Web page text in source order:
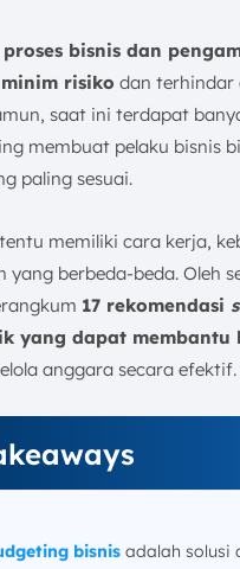
Fitur Analisis dan
Integrasi
dan Aksesibiltas
Skalabilitas dan
proses bisnis dan
risiko dan terhindar
saat ini terdapat
membuat pelaku bisnis
paling sesuai.
memiliki cara kerja,
yang berbeda-beda. Oleh
17 rekomendasi
yang dapat membantu
anggara secara efektif.
bisnis adalah solusi